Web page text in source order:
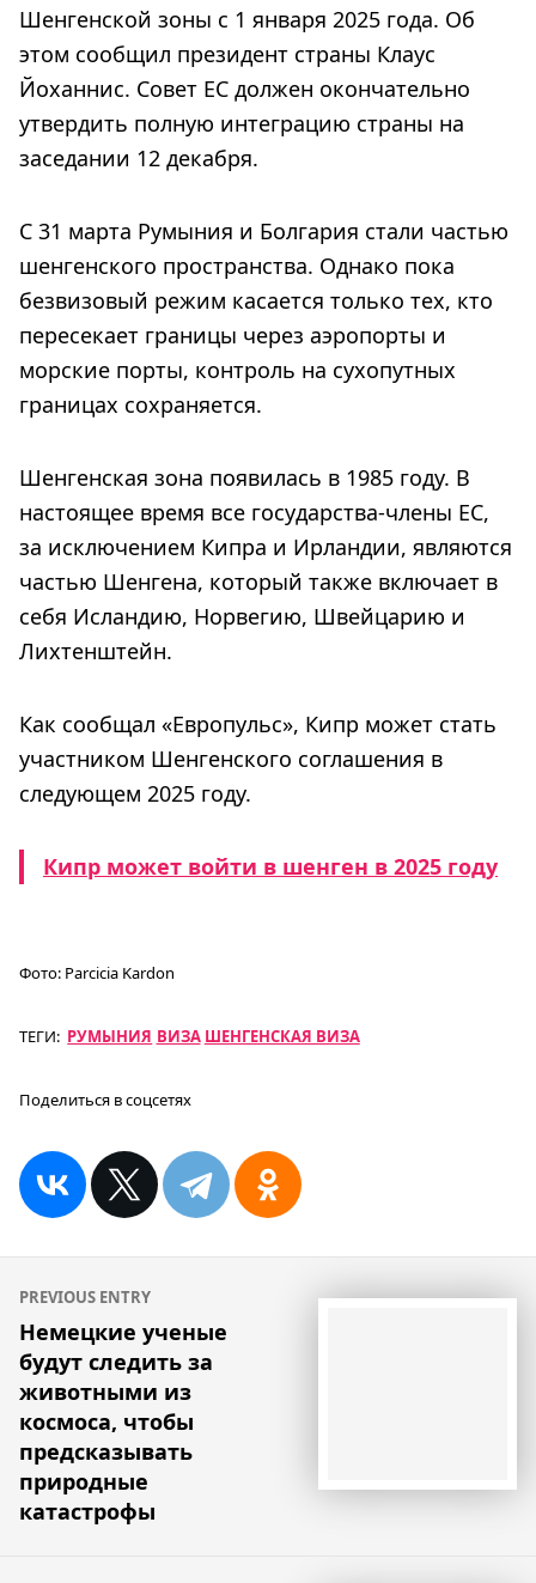
Шенгенской зоны с 1 января 2025 года. Об
этом сообщил президент страны Клаус
Йоханнис. Совет ЕС должен окончательно
утвердить полную интеграцию страны на
заседании 12 декабря.
С 31 марта Румыния и Болгария стали частью
шенгенского пространства. Однако пока
безвизовый режим касается только тех, кто
пересекает границы через аэропорты и
морские порты, контроль на сухопутных
границах сохраняется.
Шенгенская зона появилась в 1985 году. В
настоящее время все государства-члены ЕС,
за исключением Кипра и Ирландии, являются
частью Шенгена, который также включает в
себя Исландию, Норвегию, Швейцарию и
Лихтенштейн.
Как сообщал «Европульс», Кипр может стать
участником Шенгенского соглашения в
следующем 2025 году.
Кипр может войти в шенген в 2025 году
Фото: Parcicia Kardon
ТЕГИ: РУМЫНИЯ ВИЗА ШЕНГЕНСКАЯ ВИЗА
Поделиться в соцсетях
Навигация
по
записям
PREVIOUS ENTRY
Немецкие ученые
будут следить за
животными из
космоса, чтобы
предсказывать
природные
катастрофы